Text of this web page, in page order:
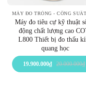
Máy đo tiêu cự kỹ thuật
động chất lượng cao
L800 Thiết bị đo thấu
quang học
19.900.000₫ 20.000.000₫